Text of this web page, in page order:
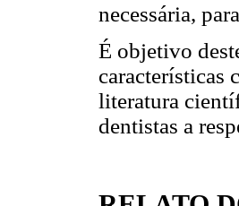
necessária,
É objetivo
características
literatura
dentistas a